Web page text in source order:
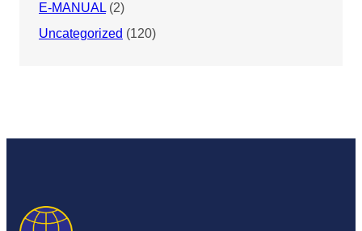
E-MANUAL (2)
Uncategorized (120)